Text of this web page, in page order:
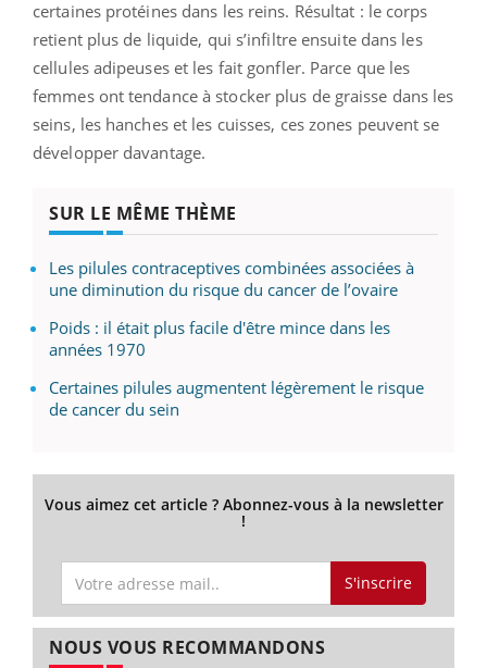
certaines protéines dans les reins. Résultat : le corps
retient plus de liquide, qui s’infiltre ensuite dans les
cellules adipeuses et les fait gonfler. Parce que les
femmes ont tendance à stocker plus de graisse dans les
seins, les hanches et les cuisses, ces zones peuvent se
développer davantage.
SUR LE MÊME THÈME
Les pilules contraceptives combinées associées à
une diminution du risque du cancer de l’ovaire
Poids : il était plus facile d'être mince dans les
années 1970
Certaines pilules augmentent légèrement le risque
de cancer du sein
Vous aimez cet article ? Abonnez-vous à la newsletter
!
S'inscrire
NOUS VOUS RECOMMANDONS